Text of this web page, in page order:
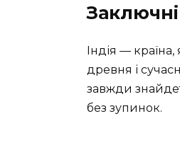
Індія —
древня і
завжди
без зупинок.